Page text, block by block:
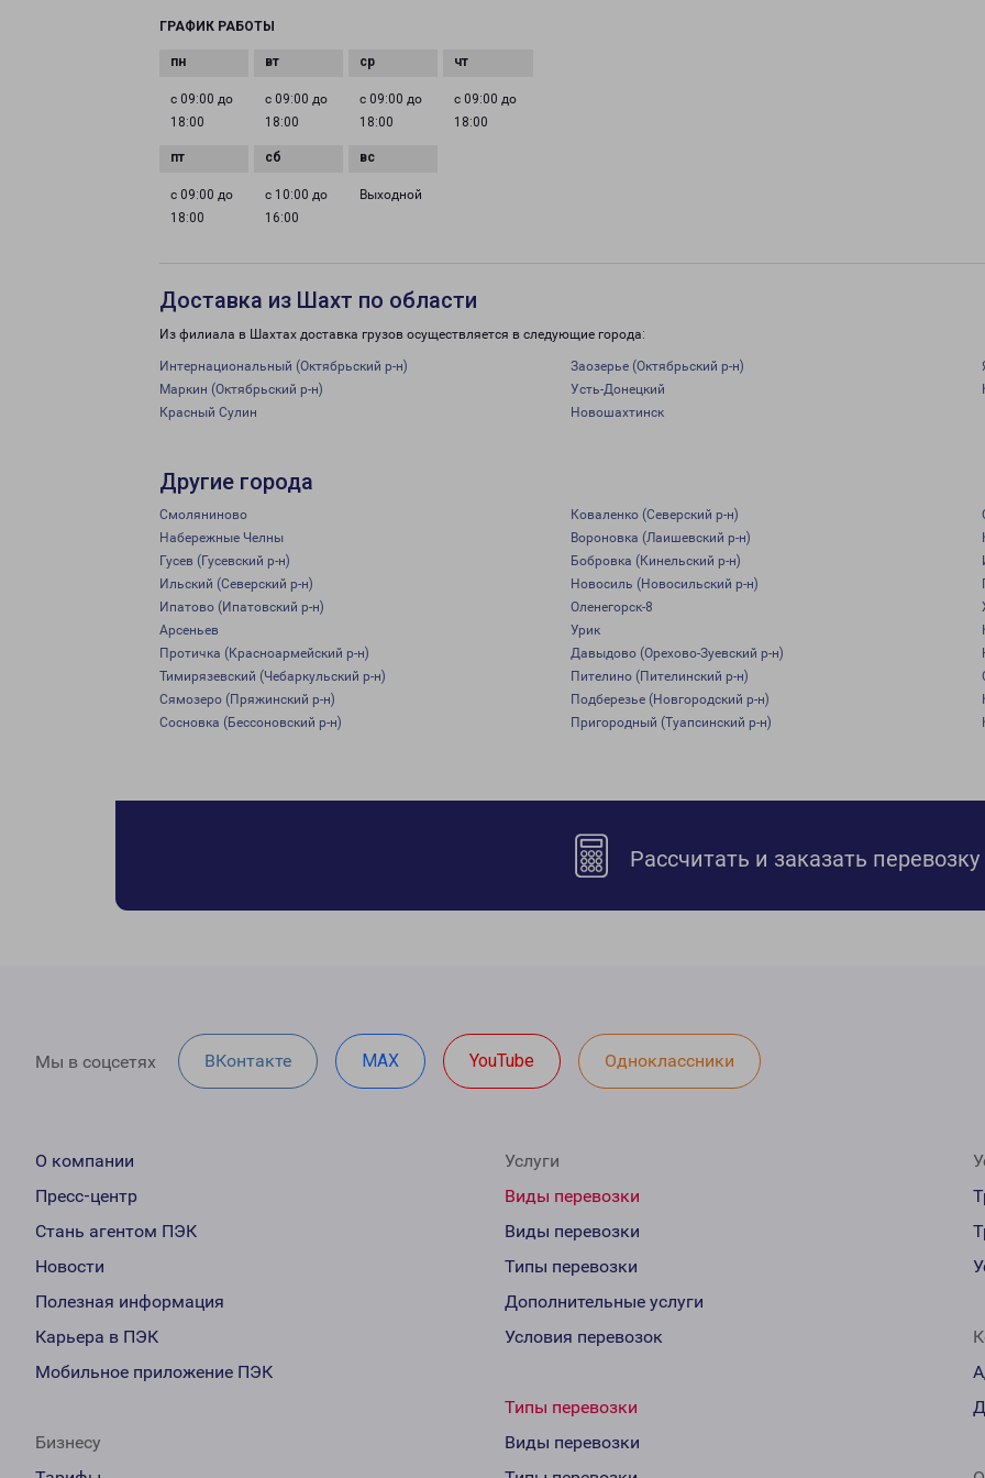
ГРАФИК РАБОТЫ
с 09:00 до
18:00
с 09:00 до
18:00
с 09:00 до
18:00
с 09:00 до
18:00
с 09:00 до
18:00
с 10:00 до
16:00
Выходной
Доставка из Шахт по области
Из филиала в Шахтах доставка грузов осуществляется в следующие города:
Интернациональный (Октябрьский р-н) Заозерье (Октябрьский р-н)
Маркин (Октябрьский р-н)
Усть-Донецкий
Красный Сулин
Новошахтинск
Другие города
Смоляниново Коваленко (Северский р-н)
Набережные Челны
Вороновка (Лаишевский р-н)
Гусев (Гусевский р-н)
Бобровка (Кинельский р-н)
Ильский (Северский р-н)
Новосиль (Новосильский р-н)
Ипатово (Ипатовский р-н)
Оленегорск-8
Арсеньев
Урик
Протичка (Красноармейский р-н)
Давыдово (Орехово-Зуевский р-н)
Тимирязевский (Чебаркульский р-н)
Пителино (Пителинский р-н)
Сямозеро (Пряжинский р-н)
Подберезье (Новгородский р-н)
Сосновка (Бессоновский р-н)
Пригородный (Туапсинский р-н)
Рассчитать и заказать перевозку
Мы в соцсетях ВКонтакте MAX YouTube Одноклассники
О компании
Пресс-центр
Стань агентом ПЭК
Новости
Полезная информация
Карьера в ПЭК
Мобильное приложение ПЭК
Бизнесу
Услуги
Виды перевозки
Виды перевозки
Типы перевозки
Дополнительные услуги
Условия перевозок
Типы перевозки
Виды перевозки